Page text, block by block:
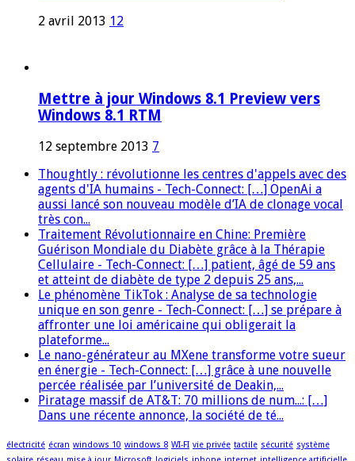
2 avril 2013 12
Mettre à jour Windows 8.1 Preview vers
Windows 8.1 RTM
12 septembre 2013 7
Thoughtly : révolutionne les centres d'appels avec des
agents d'IA humains - Tech-Connect: […] OpenAi a
aussi lancé son nouveau modèle d’IA de clonage vocal
très con...
Traitement Révolutionnaire en Chine: Première
Guérison Mondiale du Diabète grâce à la Thérapie
Cellulaire - Tech-Connect: […] patient, âgé de 59 ans
et atteint de diabète de type 2 depuis 25 ans,...
Le phénomène TikTok : Analyse de sa technologie
unique en son genre - Tech-Connect: […] se prépare à
affronter une loi américaine qui obligerait la
plateforme...
Le nano-générateur au MXene transforme votre sueur
en énergie - Tech-Connect: […] grâce à une nouvelle
percée réalisée par l’université de Deakin,...
Piratage massif de AT&T: 70 millions de num...: […]
Dans une récente annonce, la société de té...
électricité écran windows 10 windows 8 WI-FI vie privée tactile sécurité système